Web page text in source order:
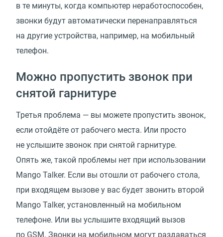
в те минуты, когда компьютер неработоспособен,
звонки будут автоматически перенаправляться
на другие устройства, например, на мобильный
телефон.
Можно пропустить звонок при
снятой гарнитуре
Третья проблема — вы можете пропустить звонок,
если отойдёте от рабочего места. Или просто
не услышите звонок при снятой гарнитуре.
Опять же, такой проблемы нет при использовании
Mango Talker. Если вы отошли от рабочего стола,
при входящем вызове у вас будет звонить второй
Mango Talker, установленный на мобильном
телефоне. Или вы услышите входящий вызов
по GSM. Звонки на мобильном могут раздаваться